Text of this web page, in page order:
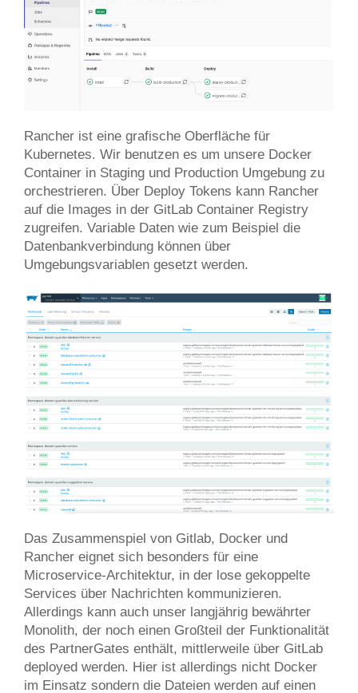
Rancher ist eine grafische Oberfläche für
Kubernetes. Wir benutzen es um unsere Docker
Container in Staging und Production Umgebung zu
orchestrieren. Über Deploy Tokens kann Rancher
auf die Images in der GitLab Container Registry
zugreifen. Variable Daten wie zum Beispiel die
Datenbankverbindung können über
Umgebungsvariablen gesetzt werden.
Das Zusammenspiel von Gitlab, Docker und
Rancher eignet sich besonders für eine
Microservice-Architektur, in der lose gekoppelte
Services über Nachrichten kommunizieren.
Allerdings kann auch unser langjährig bewährter
Monolith, der noch einen Großteil der Funktionalität
des PartnerGates enthält, mittlerweile über GitLab
deployed werden. Hier ist allerdings nicht Docker
im Einsatz sondern die Dateien werden auf einen